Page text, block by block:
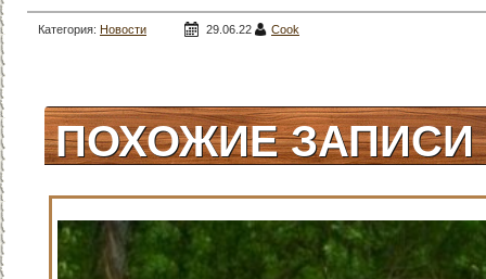
Категория: Новости
Чехонь/Статьи для
рыбака /Способы ловли /
Объекты ловли/Голавль/
Жерех
29.06.22 Cook
ПОХОЖИЕ ЗАПИСИ